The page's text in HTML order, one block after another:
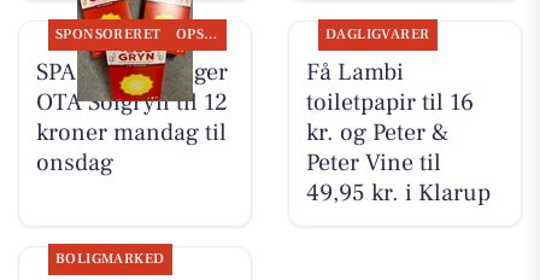
SPONSORERET OPSLAGSTAVLEN
SPAR Visse sælger
OTA Solgryn til 12
kroner mandag til
onsdag
DAGLIGVARER
Få Lambi
toiletpapir til 16
kr. og Peter &
Peter Vine til
49,95 kr. i Klarup
BOLIGMARKED